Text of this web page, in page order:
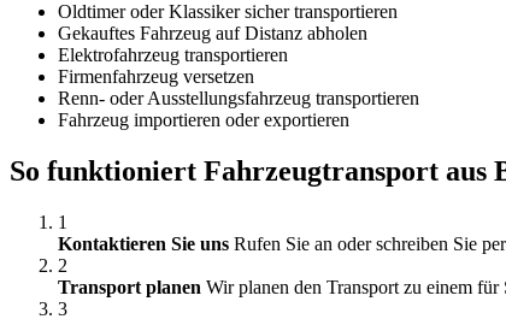
Oldtimer oder Klassiker sicher transportieren
Gekauftes Fahrzeug auf Distanz abholen
Elektrofahrzeug transportieren
Firmenfahrzeug versetzen
Renn- oder Ausstellungsfahrzeug transportieren
Fahrzeug importieren oder exportieren
So funktioniert Fahrzeugtransport aus
1
Kontaktieren Sie uns Rufen Sie an oder schreiben Sie
2
Transport planen Wir planen den Transport zu einem
3